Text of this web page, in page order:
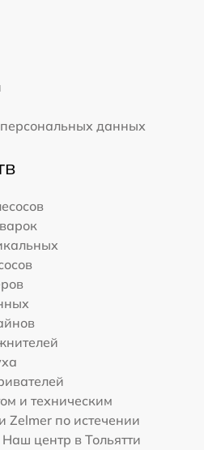
данных
и техническим
Zelmer по истечении
центр в Тольятти